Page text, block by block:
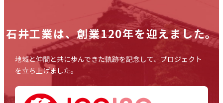
石井工業は、創業120年を迎えました。
地域と仲間と共に歩んできた軌跡を記念して、プロジェクト
を立ち上げました。